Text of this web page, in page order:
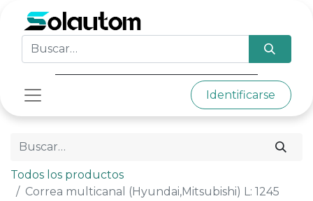
Identificarse
Todos los productos
Correa multicanal (Hyundai,Mitsubishi) L: 1245